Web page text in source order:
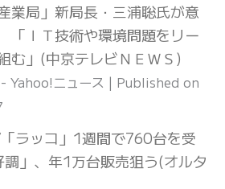
業局」新局長・三浦聡氏が意
ＩＴ技術や環境問題をリー
む」(中京テレビＮＥＷＳ)
Yahoo!ニュース
Published on
ラッコ」1週間で760台を受
調」、年1万台販売狙う(オルタ